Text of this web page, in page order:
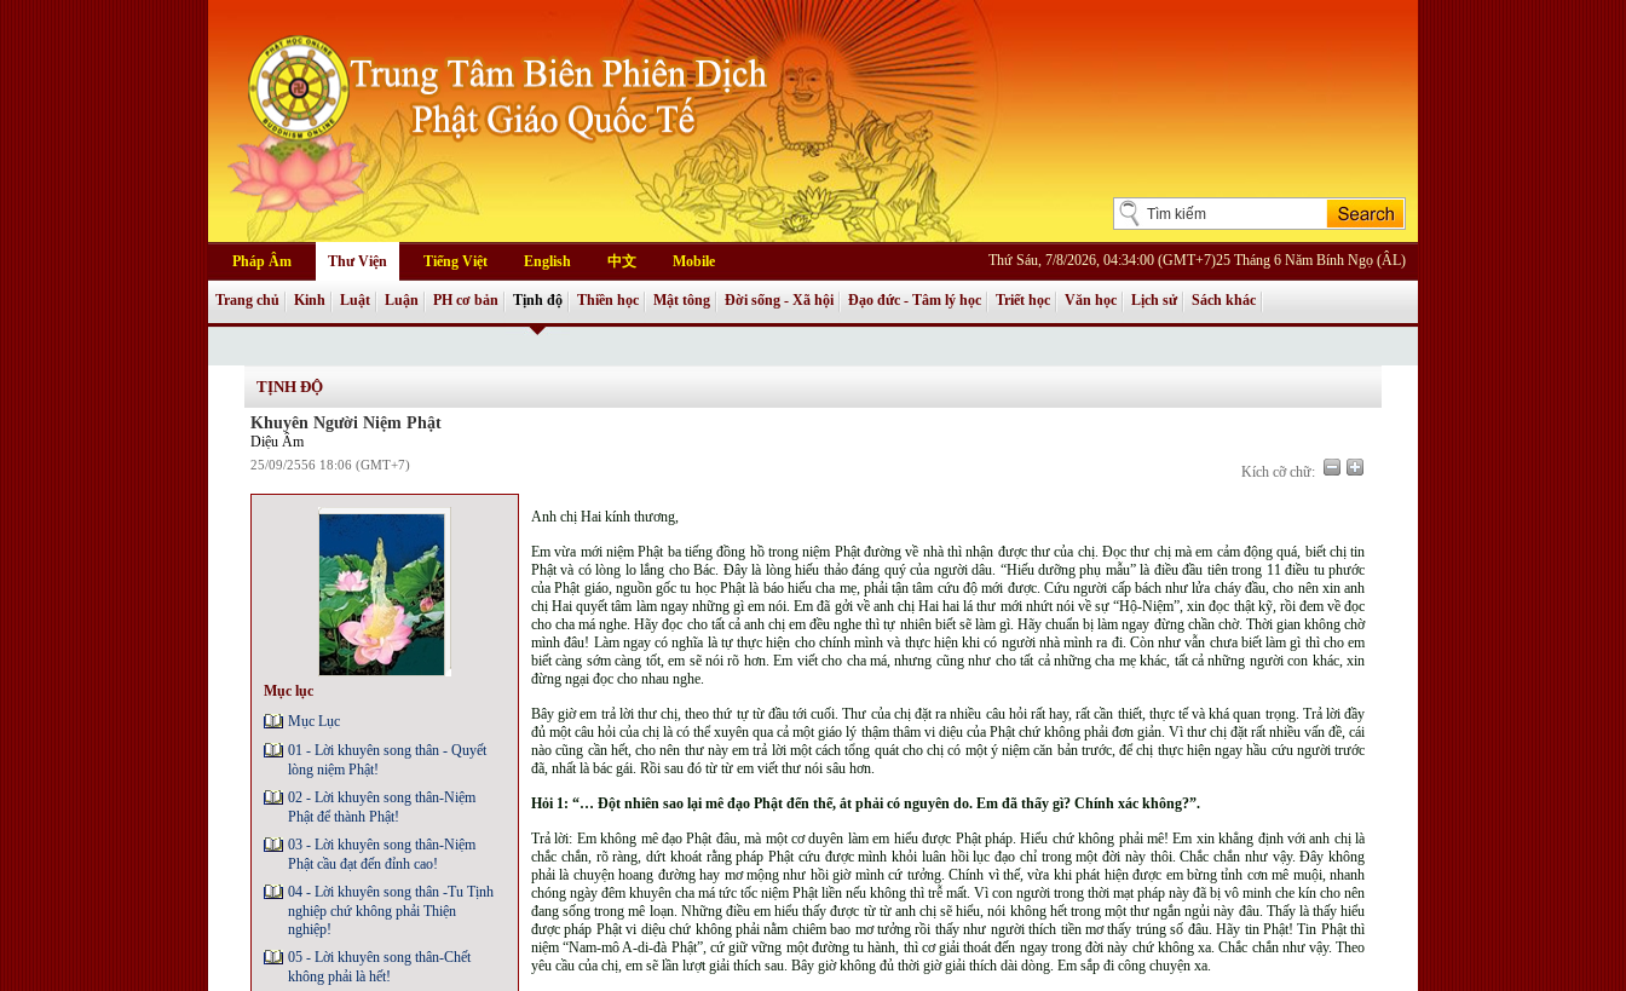
Pháp Âm Thư Viện Tiếng Việt English 中文 Mobile Thứ Sáu, 7/8/2026, 04:34:00 (GMT+7)25 Tháng 6 Năm Bính Ngọ (ÂL)
Trang chủ Kinh Luật Luận PH cơ bản Tịnh độ Thiền học Mật tông Đời sống - Xã hội Đạo đức - Tâm lý học Triết học Văn học Lịch sử Sách khác
TỊNH ĐỘ
Khuyên Người Niệm Phật
Diệu Âm
25/09/2556 18:06 (GMT+7) Kích cỡ chữ:
Mục lục
Mục Lục
01 - Lời khuyên song thân - Quyết
lòng niệm Phật!
02 - Lời khuyên song thân-Niệm
Phật để thành Phật!
03 - Lời khuyên song thân-Niệm
Phật cầu đạt đến đỉnh cao!
04 - Lời khuyên song thân -Tu Tịnh
nghiệp chứ không phải Thiện
nghiệp!
05 - Lời khuyên song thân-Chết
không phải là hết!
Anh chị Hai kính thương,
Em vừa mới niệm Phật ba tiếng đồng hồ trong niệm Phật đường về nhà thì nhận được thư của chị. Đọc thư chị mà em cảm động quá, biết chị tin
Phật và có lòng lo lắng cho Bác. Đây là lòng hiếu thảo đáng quý của người dâu. “Hiếu dưỡng phụ mẫu” là điều đầu tiên trong 11 điều tu phước
của Phật giáo, nguồn gốc tu học Phật là báo hiếu cha mẹ, phải tận tâm cứu độ mới được. Cứu người cấp bách như lửa cháy đầu, cho nên xin anh
chị Hai quyết tâm làm ngay những gì em nói. Em đã gởi về anh chị Hai hai lá thư mới nhứt nói về sự “Hộ-Niệm”, xin đọc thật kỹ, rồi đem về đọc
cho cha má nghe. Hãy đọc cho tất cả anh chị em đều nghe thì tự nhiên biết sẽ làm gì. Hãy chuẩn bị làm ngay đừng chần chờ. Thời gian không chờ
mình đâu! Làm ngay có nghĩa là tự thực hiện cho chính mình và thực hiện khi có người nhà mình ra đi. Còn như vẫn chưa biết làm gì thì cho em
biết càng sớm càng tốt, em sẽ nói rõ hơn. Em viết cho cha má, nhưng cũng như cho tất cả những cha mẹ khác, tất cả những người con khác, xin
đừng ngại đọc cho nhau nghe.
Bây giờ em trả lời thư chị, theo thứ tự từ đầu tới cuối. Thư của chị đặt ra nhiều câu hỏi rất hay, rất cần thiết, thực tế và khá quan trọng. Trả lời đầy
đủ một câu hỏi của chị là có thể xuyên qua cả một giáo lý thậm thâm vi diệu của Phật chứ không phải đơn giản. Vì thư chị đặt rất nhiều vấn đề, cái
nào cũng cần hết, cho nên thư này em trả lời một cách tổng quát cho chị có một ý niệm căn bản trước, để chị thực hiện ngay hầu cứu người trước
đã, nhất là bác gái. Rồi sau đó từ từ em viết thư nói sâu hơn.
Hỏi 1: “… Đột nhiên sao lại mê đạo Phật đến thế, ắt phải có nguyên do. Em đã thấy gì? Chính xác không?”.
Trả lời: Em không mê đạo Phật đâu, mà một cơ duyên làm em hiểu được Phật pháp. Hiểu chứ không phải mê! Em xin khẳng định với anh chị là
chắc chắn, rõ ràng, dứt khoát rằng pháp Phật cứu được mình khỏi luân hồi lục đạo chỉ trong một đời này thôi. Chắc chắn như vậy. Đây không
phải là chuyện hoang đường hay mơ mộng như hồi giờ mình cứ tưởng. Chính vì thế, vừa khi phát hiện được em bừng tỉnh cơn mê muội, nhanh
chóng ngày đêm khuyên cha má tức tốc niệm Phật liền nếu không thì trễ mất. Vì con người trong thời mạt pháp này đã bị vô minh che kín cho nên
đang sống trong mê loạn. Những điều em hiểu thấy được từ từ anh chị sẽ hiểu, nói không hết trong một thư ngắn ngủi này đâu. Thấy là thấy hiểu
được pháp Phật vi diệu chứ không phải nằm chiêm bao mơ tưởng rồi thấy như người thích tiền mơ thấy trúng số đâu. Hãy tin Phật! Tin Phật thì
niệm “Nam-mô A-di-đà Phật”, cứ giữ vững một đường tu hành, thì cơ giải thoát đến ngay trong đời này chứ không xa. Chắc chắn như vậy. Theo
yêu cầu của chị, em sẽ lần lượt giải thích sau. Bây giờ không đủ thời giờ giải thích dài dòng. Em sắp đi công chuyện xa.